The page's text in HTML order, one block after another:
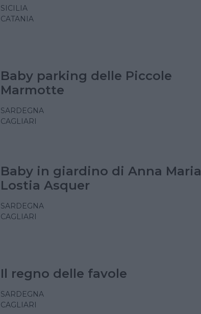
SICILIA
CATANIA
Baby parking delle Piccole
Marmotte
SARDEGNA
CAGLIARI
Baby in giardino di Anna Maria
Lostia Asquer
SARDEGNA
CAGLIARI
Il regno delle favole
SARDEGNA
CAGLIARI